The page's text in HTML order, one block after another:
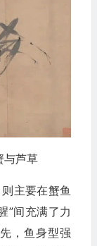
与芦草
主要在蟹鱼
”间充满了力
，鱼身型强